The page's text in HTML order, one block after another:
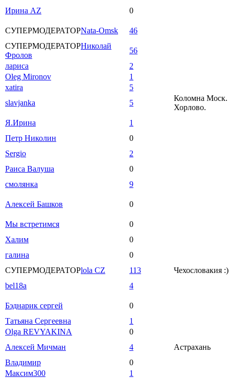
Ирина AZ
0
СУПЕРМОДЕРАТОРNata-Omsk
46
СУПЕРМОДЕРАТОРНиколай
Фролов
56
лариса
2
Oleg Mironov
1
xatira
5
slavjanka
5
Коломна Моск.
Хорлово.
Я.Ирина
1
Петр Николин
0
Sergio
2
Раиса Валуша
0
смолянка
9
Алексей Башков 0
Мы встретимся
0
Халим
0
галина
0
СУПЕРМОДЕРАТОРlola CZ 113
Чехословакия :)
bel18a
4
Бэднарик сергей
0
Татьяна Сергеевна
1
Olga REVYAKINA
0
Алексей Мичман
4
Астрахань
Владимир
0
Максим300
1